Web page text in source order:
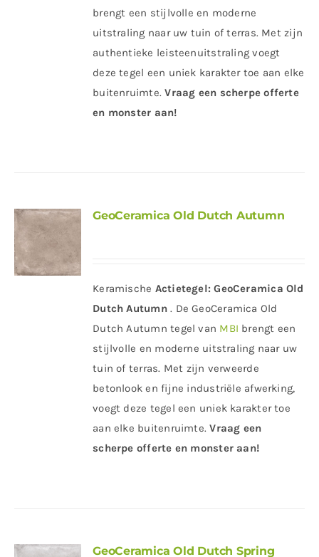
brengt een stijlvolle en moderne
uitstraling naar uw tuin of terras. Met zijn
authentieke leisteenuitstraling voegt
deze tegel een uniek karakter toe aan elke
buitenruimte.Vraag een scherpe offerte
en monster aan!
GeoCeramica Old Dutch Autumn
Keramische Actietegel: GeoCeramica Old
Dutch Autumn. De GeoCeramica Old
Dutch Autumn tegel van MBI brengt een
stijlvolle en moderne uitstraling naar uw
tuin of terras. Met zijn verweerde
betonlook en fijne industriële afwerking,
voegt deze tegel een uniek karakter toe
aan elke buitenruimte.Vraag een
scherpe offerte en monster aan!
GeoCeramica Old Dutch Spring